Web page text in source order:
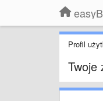
Profil
Twoje